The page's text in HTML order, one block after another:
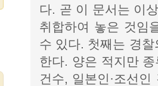
다. 곧 이 문서는 이
취합하여 놓은 것임
수 있다. 첫째는 경
한다. 양은 적지만
건수, 일본인·조선